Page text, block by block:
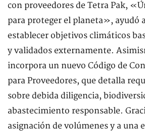
con proveedores de Tetra Pak,
para proteger el planeta», ayudó
establecer objetivos climáticos
y validados externamente.
incorpora un nuevo Código de
para Proveedores, que detalla
sobre debida diligencia,
abastecimiento responsable.
asignación de volúmenes y a una